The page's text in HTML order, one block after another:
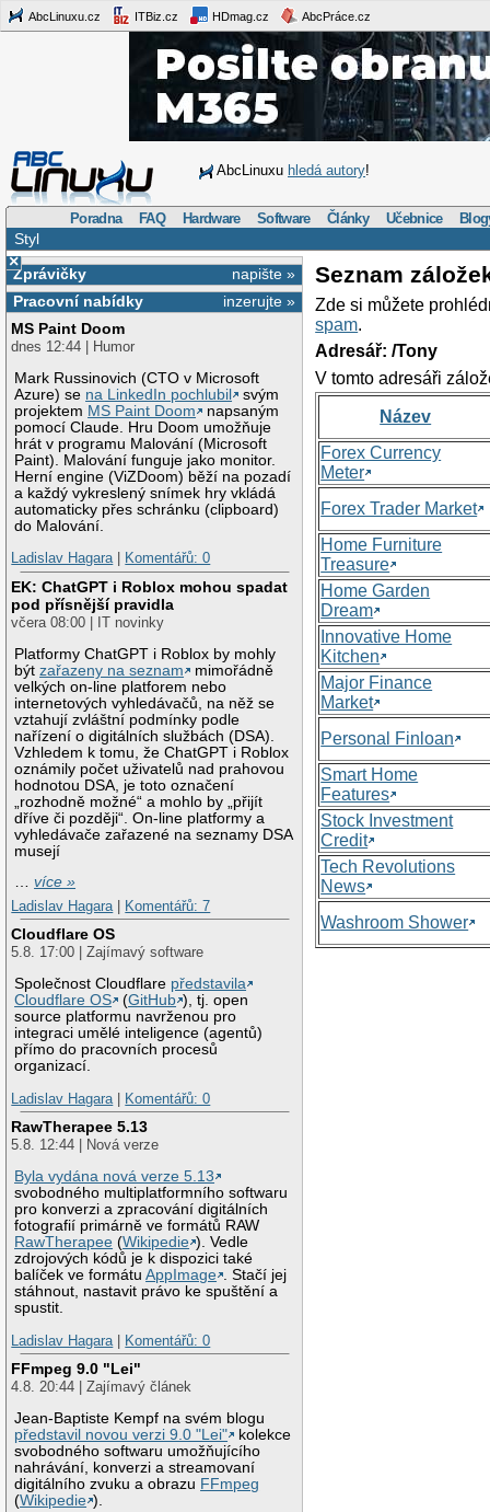
AbcLinuxu.cz ITBiz.cz HDmag.cz AbcPráce.cz
AbcLinuxu hledá autory!
Poradna FAQ Hardware Software Články Učebnice
Styl
×
napište »
Zprávičky
inzerujte »
Pracovní nabídky
MS Paint Doom
dnes 12:44 | Humor
Mark Russinovich (CTO v Microsoft
Azure) se na LinkedIn pochlubil
svým
projektem MS Paint Doom
napsaným
pomocí Claude. Hru Doom umožňuje
hrát v programu Malování (Microsoft
Paint). Malování funguje jako monitor.
Herní engine (ViZDoom) běží na pozadí
a každý vykreslený snímek hry vkládá
automaticky přes schránku (clipboard)
do Malování.
Ladislav Hagara| Komentářů: 0
EK: ChatGPT i Roblox mohou spadat
pod přísnější pravidla
včera 08:00 | IT novinky
Platformy ChatGPT i Roblox by mohly
býtzařazeny na seznam
mimořádně
velkých on-line platforem nebo
internetových vyhledávačů, na něž se
vztahují zvláštní podmínky podle
nařízení o digitálních službách (DSA).
Vzhledem k tomu, že ChatGPT i Roblox
oznámily počet uživatelů nad prahovou
hodnotou DSA, je toto označení
„rozhodně možné“ a mohlo by „přijít
dříve či později“. On-line platformy a
vyhledávače zařazené na seznamy DSA
musejí
…více »
Ladislav Hagara
Komentářů: 7
Cloudflare OS
5.8. 17:00 | Zajímavý software
Společnost Cloudflare představila
Cloudflare OS
(GitHub ), tj. open
source platformu navrženou pro
integraci umělé inteligence (agentů)
přímo do pracovních procesů
organizací.
Ladislav Hagara
Komentářů: 0
RawTherapee 5.13
5.8. 12:44 | Nová verze
Byla vydána nová verze 5.13
svobodného multiplatformního softwaru
pro konverzi a zpracování digitálních
fotografií primárně ve formátů RAW
RawTherapee (Wikipedie ). Vedle
zdrojových kódů je k dispozici také
balíček ve formátuAppImage . Stačí jej
stáhnout, nastavit právo ke spuštění a
spustit.
Ladislav Hagara
Komentářů: 0
FFmpeg 9.0 "Lei"
4.8. 20:44 | Zajímavý článek
Jean-Baptiste Kempf na svém blogu
představil novou verzi 9.0 "Lei"
kolekce
svobodného softwaru umožňujícího
nahrávání, konverzi a streamovaní
digitálního zvuku a obrazu FFmpeg
(Wikipedie ).
Seznam
Zde si můžete
spam.
Adresář: /Tony
V tomto adresáři
Název
Forex Currency
Meter
Forex Trader Market
Home Furniture
Treasure
Home Garden
Dream
Innovative Home
Kitchen
Major Finance
Market
Personal Finloan
Smart Home
Features
Stock Investment
Credit
Tech Revolutions
News
Washroom Shower